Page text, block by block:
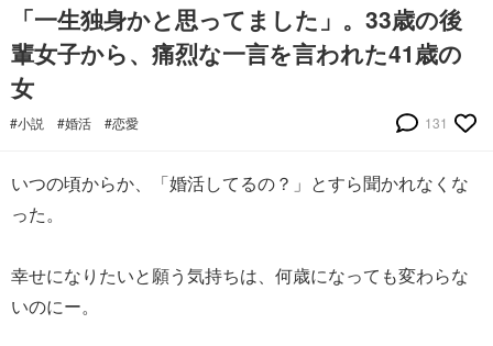
「一生独身かと思ってました」。33歳の後
輩女子から、痛烈な一言を言われた41歳の
女
#小説 #婚活 #恋愛 131
いつの頃からか、「婚活してるの？」とすら聞かれなくな
った。
幸せになりたいと願う気持ちは、何歳になっても変わらな
いのにー。